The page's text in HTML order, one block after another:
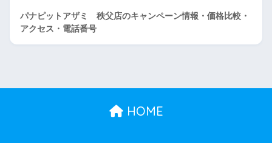
パナピットアザミ 秩父店のキャンペーン情報・価格比較・
アクセス・電話番号
HOME